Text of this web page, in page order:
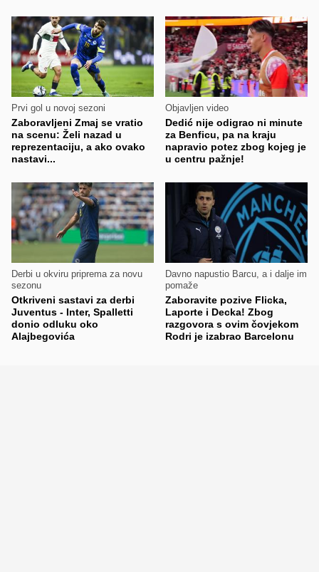
Prvi gol u novoj sezoni
Zaboravljeni Zmaj se vratio
na scenu: Želi nazad u
reprezentaciju, a ako ovako
nastavi...
Objavljen video
Dedić nije odigrao ni minute
za Benficu, pa na kraju
napravio potez zbog kojeg je
u centru pažnje!
Derbi u okviru priprema za novu
sezonu
Otkriveni sastavi za derbi
Juventus - Inter, Spalletti
donio odluku oko
Alajbegovića
Davno napustio Barcu, a i dalje im
pomaže
Zaboravite pozive Flicka,
Laporte i Decka! Zbog
razgovora s ovim čovjekom
Rodri je izabrao Barcelonu